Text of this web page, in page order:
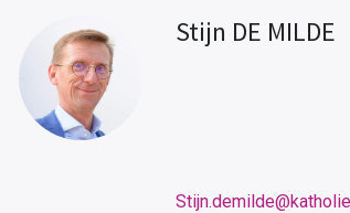
Stijn DE MILDE